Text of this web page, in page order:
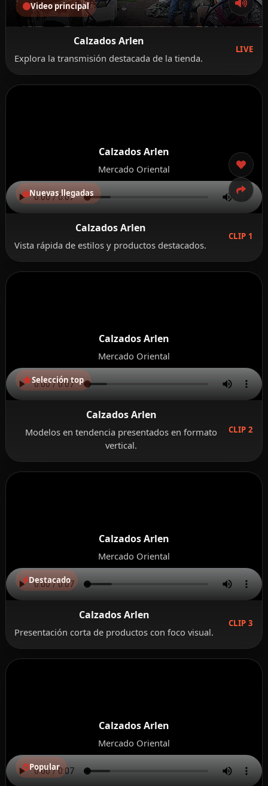
Video principal
Calzados Arlen
Explora la transmisión destacada de la tienda.
LIVE
Calzados Arlen
Mercado Oriental
Nuevas llegadas
Calzados Arlen
Vista rápida de estilos y productos destacados.
CLIP 1
Calzados Arlen
Mercado Oriental
Selección top
Calzados Arlen
Modelos en tendencia presentados en formato
vertical.
CLIP 2
Calzados Arlen
Mercado Oriental
Destacado
Calzados Arlen
Presentación corta de productos con foco visual.
CLIP 3
Calzados Arlen
Mercado Oriental
Popular